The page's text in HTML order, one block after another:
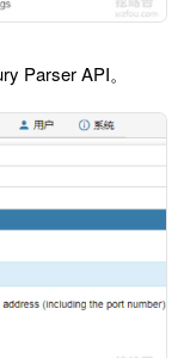
Parser API。